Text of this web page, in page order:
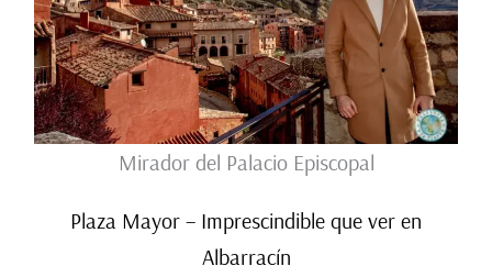
Mirador del Palacio Episcopal
Plaza Mayor – Imprescindible que ver en
Albarracín